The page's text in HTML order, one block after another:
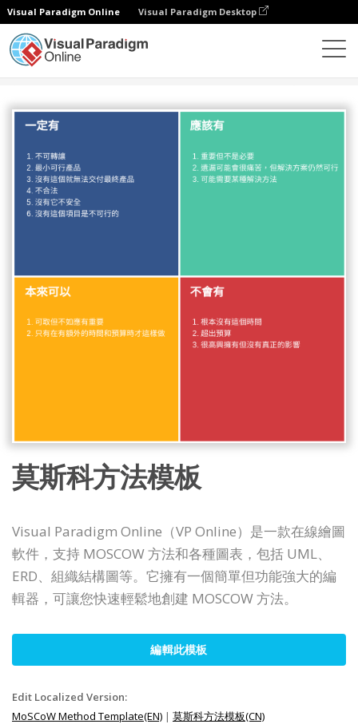
Visual Paradigm Online Visual Paradigm Desktop
莫斯科方法模板
Visual Paradigm Online（VP Online）是一款在線繪圖
軟件，支持 MOSCOW 方法和各種圖表，包括 UML、
ERD、組織結構圖等。它擁有一個簡單但功能強大的編
輯器，可讓您快速輕鬆地創建 MOSCOW 方法。
編輯此模板
Edit Localized Version:
MoSCoW Method Template(EN) | 莫斯科方法模板(CN)